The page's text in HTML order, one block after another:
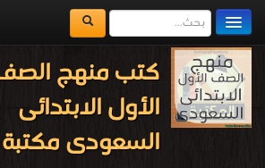
مكتبة الكتب
المكتبات
يُقرأ حالياً
كتب منهج
الأول الابتدائى
السعودى مكتبة